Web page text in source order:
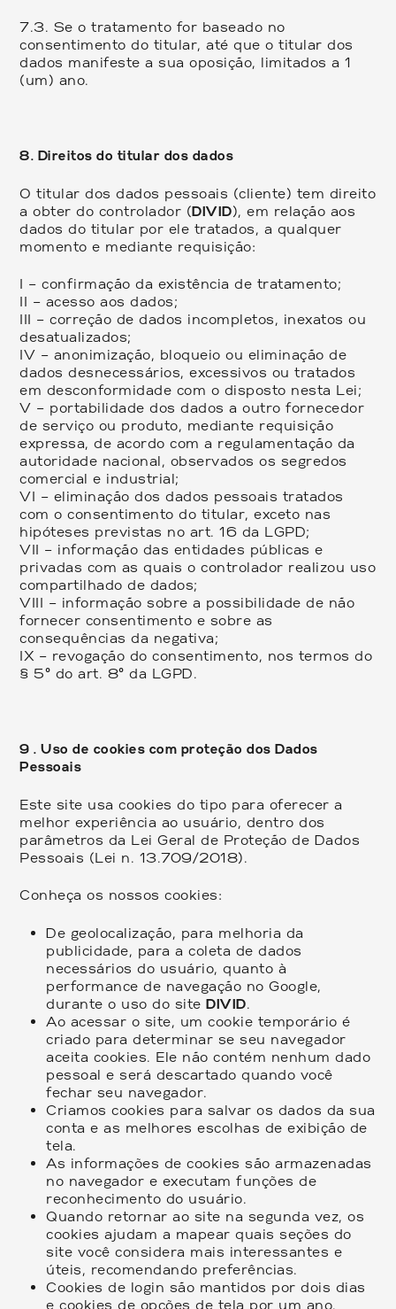
7.3. Se o tratamento for baseado no
consentimento do titular, até que o titular dos
dados manifeste a sua oposição, limitados a 1
(um) ano.
8. Direitos do titular dos dados
O titular dos dados pessoais (cliente) tem direito
a obter do controlador (DIVID), em relação aos
dados do titular por ele tratados, a qualquer
momento e mediante requisição:
I – confirmação da existência de tratamento;
II – acesso aos dados;
III – correção de dados incompletos, inexatos ou
desatualizados;
IV – anonimização, bloqueio ou eliminação de
dados desnecessários, excessivos ou tratados
em desconformidade com o disposto nesta Lei;
V – portabilidade dos dados a outro fornecedor
de serviço ou produto, mediante requisição
expressa, de acordo com a regulamentação da
autoridade nacional, observados os segredos
comercial e industrial;
VI – eliminação dos dados pessoais tratados
com o consentimento do titular, exceto nas
hipóteses previstas no art. 16 da LGPD;
VII – informação das entidades públicas e
privadas com as quais o controlador realizou uso
compartilhado de dados;
VIII – informação sobre a possibilidade de não
fornecer consentimento e sobre as
consequências da negativa;
IX – revogação do consentimento, nos termos do
§ 5º do art. 8º da LGPD.
9 . Uso de cookies com proteção dos Dados
Pessoais
Este site usa cookies do tipo para oferecer a
melhor experiência ao usuário, dentro dos
parâmetros da Lei Geral de Proteção de Dados
Pessoais (Lei n. 13.709/2018).
Conheça os nossos cookies:
De geolocalização, para melhoria da
publicidade, para a coleta de dados
necessários do usuário, quanto à
performance de navegação no Google,
durante o uso do siteDIVID.
Ao acessar o site, um cookie temporário é
criado para determinar se seu navegador
aceita cookies. Ele não contém nenhum dado
pessoal e será descartado quando você
fechar seu navegador.
Criamos cookies para salvar os dados da sua
conta e as melhores escolhas de exibição de
tela.
As informações de cookies são armazenadas
no navegador e executam funções de
reconhecimento do usuário.
Quando retornar ao site na segunda vez, os
cookies ajudam a mapear quais seções do
site você considera mais interessantes e
úteis, recomendando preferências.
Cookies de login são mantidos por dois dias
e cookies de opções de tela por um ano.